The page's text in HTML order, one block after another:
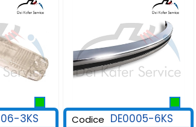
3KS Codice DE0005-6KS